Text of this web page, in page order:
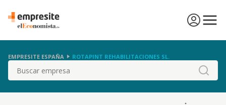
EMPRESITE ESPAÑA ROTAPINT REHABILITACIONES SL.
Buscar